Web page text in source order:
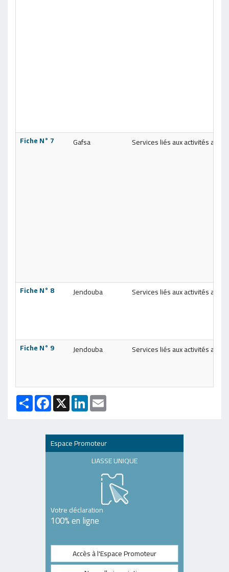
Fiche N° 7 Gafsa Services liés aux activités
Fiche N° 8 Jendouba Services liés aux activités
Fiche N° 9 Jendouba Services liés aux activités
PartagerFacebook
X LinkedIn
Espace Promoteur
LIASSE UNIQUE
Votre déclaration
100% en ligne
Accès à l'Espace Promoteur